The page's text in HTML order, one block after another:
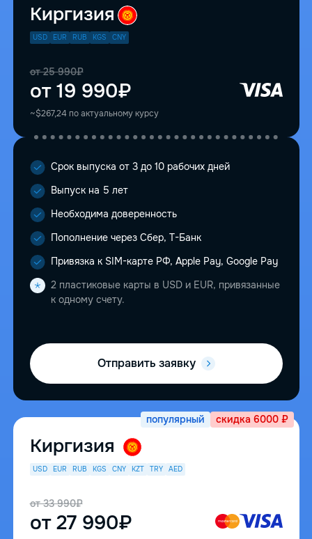
Киргизия
USD EUR RUB KGS CNY
от 19 990₽
от 25 990₽
~$267,24 по актуальному курсу
Срок выпуска от 3 до 10 рабочих дней
Выпуск на 5 лет
Необходима доверенность
Пополнение через Сбер, Т-Банк
Привязка к SIM-карте РФ, Apple Pay, Google Pay
2 пластиковые карты в USD и EUR, привязанные
к одному счету.
Отправить заявку
популярный скидка 6000 ₽
Киргизия
USD EUR RUB KGS CNY KZT TRY AED
от 27 990₽
от 33 990₽